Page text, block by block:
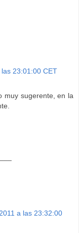
23:01:00 CET
muy sugerente, en la
a las 23:32:00